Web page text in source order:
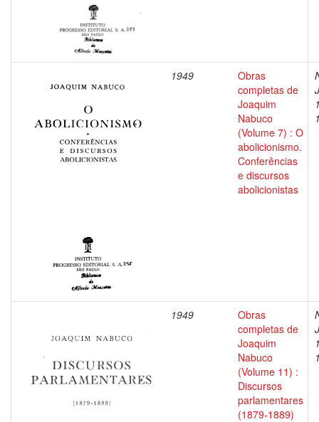
1949
Obras
completas de
Joaquim
Nabuco
(Volume 7) : O
abolicionismo.
Conferências
e discursos
abolicionistas
1949
Obras
completas de
Joaquim
Nabuco
(Volume 11) :
Discursos
parlamentares
(1879-1889)